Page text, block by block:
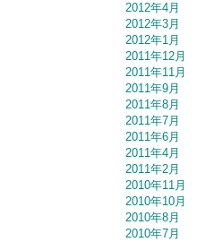
2012年4月
2012年3月
2012年1月
2011年12月
2011年11月
2011年9月
2011年8月
2011年7月
2011年6月
2011年4月
2011年2月
2010年11月
2010年10月
2010年8月
2010年7月